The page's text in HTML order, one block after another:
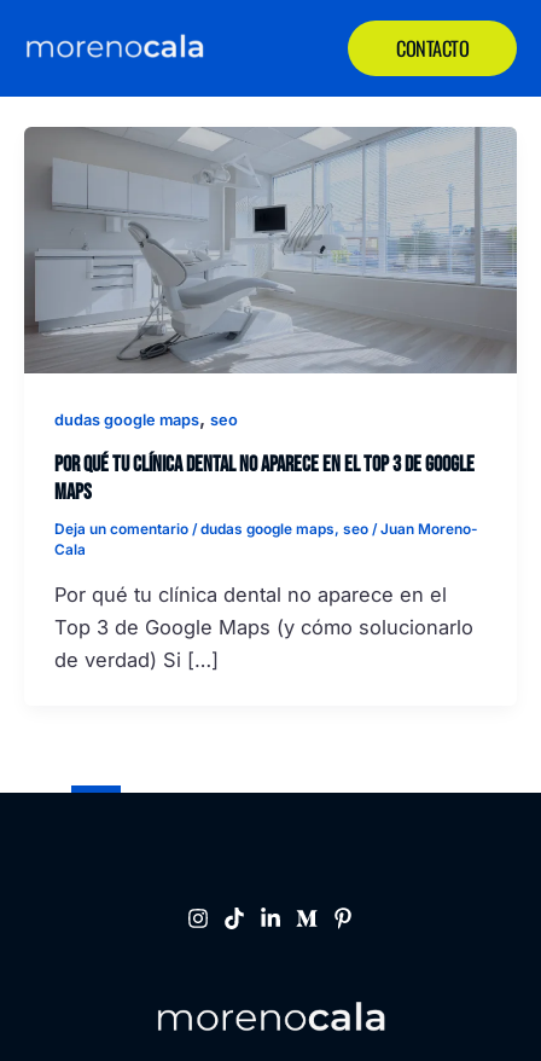
CONTACTO
dudas google maps, seo
Por qué tu clínica dental no aparece en el Top 3 de Google
Maps
Deja un comentario /dudas google maps, seo/Juan Moreno-
Cala
Por qué tu clínica dental no aparece en el
Top 3 de Google Maps (y cómo solucionarlo
de verdad) Si […]
de